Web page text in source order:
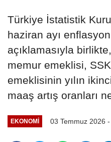
Türkiye İstatistik
haziran ayı
açıklamasıyla
memur emeklisi,
emeklisinin yılın
maaş artış oranları
EKONOMI 03 Temmuz 2026